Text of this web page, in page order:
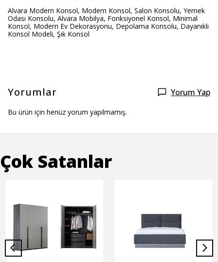
Alvara Modern Konsol, Modern Konsol, Salon Konsolu, Yemek
Odası Konsolu, Alvara Mobilya, Fonksiyonel Konsol, Minimal
Konsol, Modern Ev Dekorasyonu, Depolama Konsolu, Dayanıklı
Konsol Modeli, Şık Konsol
Yorumlar Yorum Yap
Bu ürün için henüz yorum yapılmamış.
Çok Satanlar